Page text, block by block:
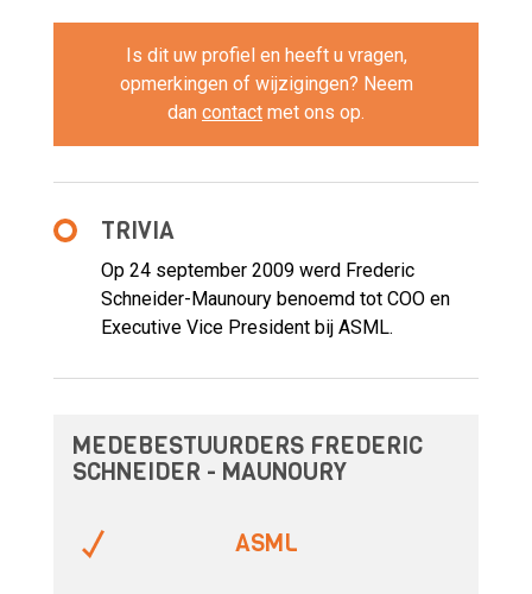
Is dit uw profiel en heeft u vragen,
opmerkingen of wijzigingen? Neem
dan contact met ons op.
TRIVIA
Op 24 september 2009 werd Frederic
Schneider-Maunoury benoemd tot COO en
Executive Vice President bij ASML.
MEDEBESTUURDERS FREDERIC
SCHNEIDER - MAUNOURY
ASML